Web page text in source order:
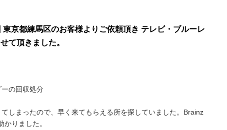
京都練馬区のお客様よりご依頼頂き テレビ・ブルーレ
て頂きました。
の回収処分
しまったので、早く来てもらえる所を探していました。Brainz
りました。